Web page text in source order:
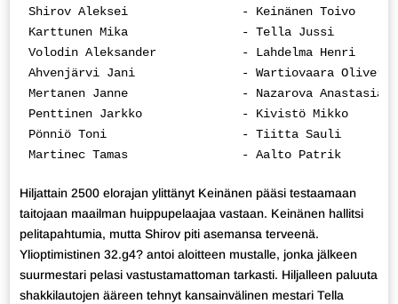
Shirov Aleksei                - Keinänen Toivo
Karttunen Mika                - Tella Jussi
Volodin Aleksander            - Lahdelma Henri
Ahvenjärvi Jani               - Wartiovaara
Mertanen Janne                - Nazarova
Penttinen Jarkko              - Kivistö Mikko
Pönniö Toni                   - Tiitta Sauli
Martinec Tamas                - Aalto Patrik
Hiljattain 2500 elorajan ylittänyt Keinänen pääsi testaamaan
taitojaan maailman huippupelaajaa vastaan. Keinänen hallitsi
pelitapahtumia, mutta Shirov piti asemansa terveenä.
Ylioptimistinen 32.g4? antoi aloitteen mustalle, jonka jälkeen
suurmestari pelasi vastustamattoman tarkasti. Hiljalleen paluuta
shakkilautojen ääreen tehnyt kansainvälinen mestari Tella